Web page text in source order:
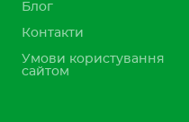
Блог
Контакти
Умови користування
сайтом